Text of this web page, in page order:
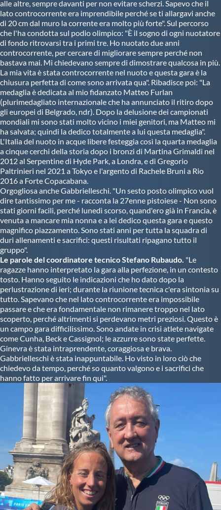
Contatti
Mappa del sito
alle altre, sempre davanti per non evitare scherzi. Sapevo che il
lato controcorrente era imprendibile perché se ti allargavi anche
di 20 cm dal muro la corrente era molto più forte". Sul percorso
che l'ha condotta sul podio olimpico: "È il sogno di ogni nuotatore
di fondo ritrovarsi tra i primi tre. Ho nuotato due anni
controcorrente, per cercare di migliorare sempre perché non
bastava mai. Mi chiedevano sempre di dimostrare qualcosa in più.
La mia vita è stata controcorrente nel nuoto e questa gara è la
chiusura perfetta di come sono arrivata qua". Ribadisce poi: "La
medaglia è dedicata al mio fidanzato Matteo Furlan
(plurimedagliato internazionale che ha annunciato il ritiro dopo
gli europei di Belgrado, ndr). Dopo la delusione dei campionati
mondiali mi sono stati molto vicino i miei genitori, ma Matteo mi
ha salvata; quindi la dedico totalmente a lui questa medaglia".
L'Italia del nuoto in acque libere festeggia così la quarta medaglia
a cinque cerchi della storia dopo i bronzi di Martina Grimaldi nel
2012 al Serpentine di Hyde Park, a Londra, e di Gregorio
Paltrinieri nel 2021 a Tokyo e l'argento di Rachele Bruni a Rio
2016 a Forte Copacabana.
Orgogliosa anche Gabbrielleschi. "Un sesto posto olimpico vuol
dire tantissimo per me - racconta la 27enne pistoiese - Non sono
stati giorni facili, perché lunedì scorso, quand'ero già in Francia, è
venuta a mancare mia nonna e a lei dedico questa gara e questo
magnifico piazzamento. Sono stati anni per tutta la squadra di
duri allenamenti e sacrifici: questi risultati ripagano tutto il
gruppo".
Le parole del coordinatore tecnico Stefano Rubaudo. "Le
ragazze hanno interpretato la gara alla perfezione, in un contesto
tosto. Hanno seguito le indicazioni che ho dato dopo la
perlustrazione di ieri; durante la riunione tecnica c'era sintonia su
tutto. Sapevano che nel lato controcorrente era impossibile
passare e che era fondamentale non rimanere troppo nel lato
scoperto, perché altrimenti si perdevano metri preziosi. Questo è
un campo gara difficilissimo. Sono andate in crisi atlete navigate
come Cunha, Beck e Cassignol; le azzurre sono state perfette.
Ginevra è stata intraprendente, coraggiosa e brava.
Gabbrielleschi è stata inappuntabile. Ho visto in loro ciò che
chiedevo da tempo, perché so quanto valgono e i sacrifici che
hanno fatto per arrivare fin qui".